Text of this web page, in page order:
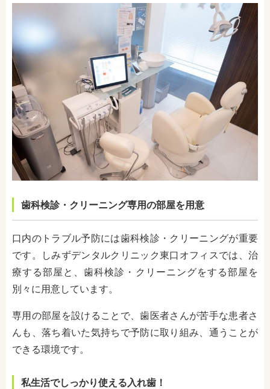
歯科検診・クリーニング専用の部屋を用意
口内のトラブル予防には歯科検診・クリーニングが重要
です。しみずデンタルクリニック東口オフィスでは、治
療する部屋と、歯科検診・クリーニングをする部屋を
別々に用意しています。
専用の部屋を設けることで、歯医者さんが苦手な患者さ
んも、落ち着いた気持ちで予防に取り組み、通うことが
できる環境です。
私生活でしっかり使える入れ歯！